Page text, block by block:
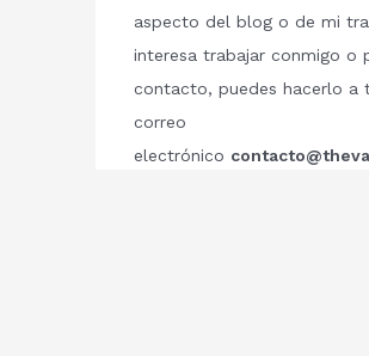
aspecto del blog o de mi
interesa trabajar conmigo o
contacto, puedes hacerlo a
correo
electrónico